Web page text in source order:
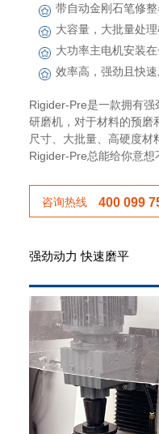
带自动金刚石笔修
效率高，强劲且快
Rigider-Pre是一款拥有
研磨机，对于材料的预磨
尺寸、大批量、高硬度材
Rigider-Pre总能给你意想
咨询热线 400 099
强劲动力 快速磨平